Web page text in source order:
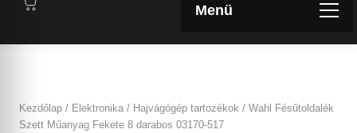
Menü
Kezdőlap / Elektronika / Hajvágógép tartozékok / Wahl Fésűtoldalék
Szett Műanyag Fekete 8 darabos 03170-517